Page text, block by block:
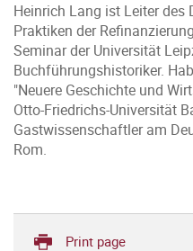
Heinrich Lang ist Leiter des
Praktiken der
Seminar der Universität
Buchführungshistoriker.
"Neuere Geschichte und
Otto-Friedrichs-Universität
Gastwissenschaftler am
Rom.
Print page